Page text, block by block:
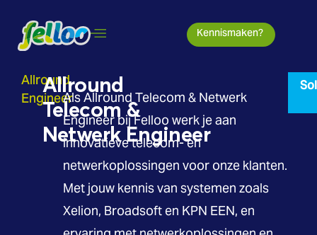
Kennismaken?
Allround
Engineer
Allround
Telecom &
Netwerk Engineer
Als Allround Telecom & Netwerk
Engineer bij Felloo werk je aan
innovatieve telecom- en
netwerkoplossingen voor onze klanten.
Met jouw kennis van systemen zoals
Xelion, Broadsoft en KPN EEN, en